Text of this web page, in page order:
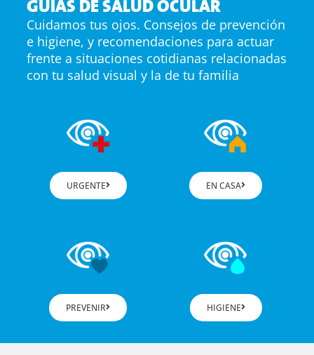
GUÍAS DE SALUD OCULAR
Cuidamos tus ojos. Consejos de prevención
e higiene, y recomendaciones para actuar
frente a situaciones cotidianas relacionadas
con tu salud visual y la de tu familia
URGENTE EN CASA
PREVENIR HIGIENE